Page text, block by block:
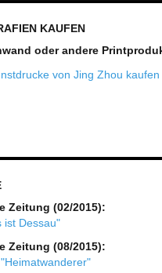
KAUFEN
oder andere
Zeitung (02/2015):
ist Dessau"
Zeitung (08/2015):